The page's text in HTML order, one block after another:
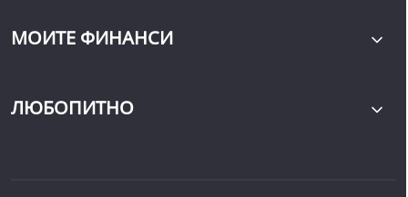
МОИТЕ ФИНАНСИ
ЛЮБОПИТНО